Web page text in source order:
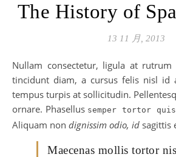
The History of
13 11 月, 2013
Nullam consectetur, ligula at rutrum volutpat, quam elit
tincidunt diam, a cursus felis nisl id
tempus turpis at sollicitudin.
ornare. Phasellus semper tortor
Aliquam non dignissim odio, id sagittis
Maecenas mollis tortor